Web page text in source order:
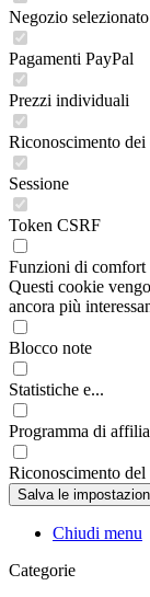
Negozio selezionato
Pagamenti PayPal
Prezzi individuali
Riconoscimento dei
Sessione
Token CSRF
Funzioni di comfort
Questi cookie
ancora più
Blocco note
Statistiche e...
Programma di
Riconoscimento del
Chiudi menu
Categorie